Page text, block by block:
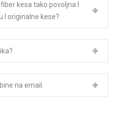
kesa tako povoljna I
I originalne kese?
na email.